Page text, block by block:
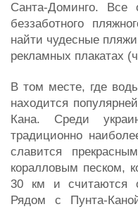
Санта-Доминго. Все
беззаботного
найти чудесные
рекламных плакатах
В том месте, где
находится
Кана. Среди
традиционно
славится
коралловым песком,
30 км и считаются
Рядом с Пунта-